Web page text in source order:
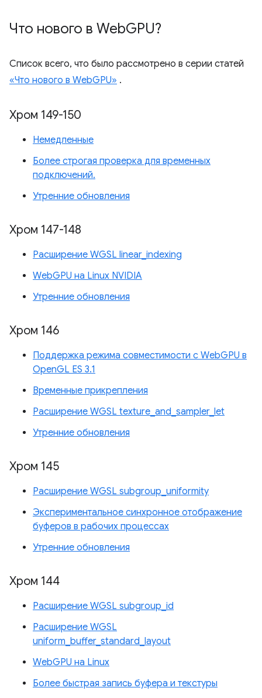
Что нового в WebGPU?
Список всего, что было рассмотрено в серии статей
«Что нового в WebGPU» .
Хром 149-150
Немедленные
Более строгая проверка для временных
подключений.
Утренние обновления
Хром 147-148
Расширение WGSL linear_indexing
WebGPU на Linux NVIDIA
Утренние обновления
Хром 146
Поддержка режима совместимости с WebGPU в
OpenGL ES 3.1
Временные прикрепления
Расширение WGSL texture_and_sampler_let
Утренние обновления
Хром 145
Расширение WGSL subgroup_uniformity
Экспериментальное синхронное отображение
буферов в рабочих процессах
Утренние обновления
Хром 144
Расширение WGSL subgroup_id
Расширение WGSL
uniform_buffer_standard_layout
WebGPU на Linux
Более быстрая запись буфера и текстуры